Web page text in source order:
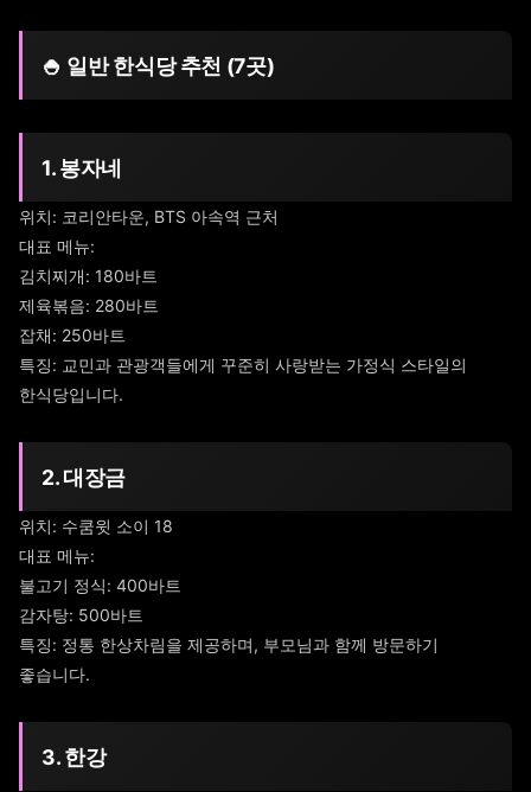
🍚 일반 한식당 추천 (7곳)
1. 봉자네
위치: 코리안타운, BTS 아속역 근처
대표 메뉴:
김치찌개: 180바트
제육볶음: 280바트
잡채: 250바트
특징: 교민과 관광객들에게 꾸준히 사랑받는 가정식 스타일의
한식당입니다.
2. 대장금
위치: 수쿰윗 소이 18
대표 메뉴:
불고기 정식: 400바트
감자탕: 500바트
특징: 정통 한상차림을 제공하며, 부모님과 함께 방문하기
좋습니다.
3. 한강